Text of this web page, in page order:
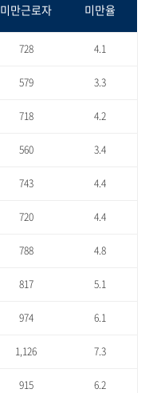
미만근로자 미만율
728 4.1
579 3.3
718 4.2
560 3.4
743 4.4
720 4.4
788 4.8
817 5.1
974 6.1
1,126 7.3
915 6.2